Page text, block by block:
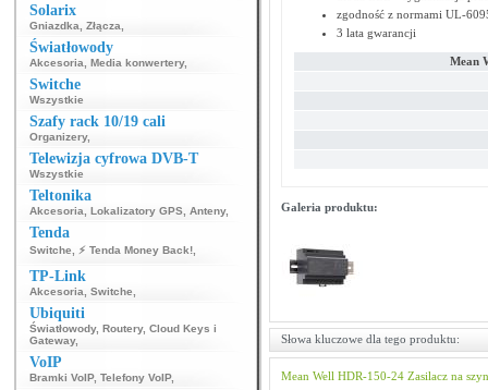
Solarix
Gniazdka Złącza
Światłowody
Akcesoria Media konwertery,
Switche
Wszystkie
Szafy rack 10/19 cali
Organizery,
Telewizja cyfrowa DVB-T
Wszystkie
Teltonika
Akcesoria Lokalizatory GPS Anteny,
Tenda
Switche ⚡ Tenda Money Back!
TP-Link
Akcesoria Switche
Ubiquiti
Światłowody, Routery, Cloud Keys i
Gateway,
VoIP
Bramki VoIP, Telefony VoIP,
zgodność z normami UL-
3 lata gwarancji
Mean
Galeria produktu:
Słowa kluczowe dla tego produktu:
Mean Well HDR-150-24 Zasilacz na